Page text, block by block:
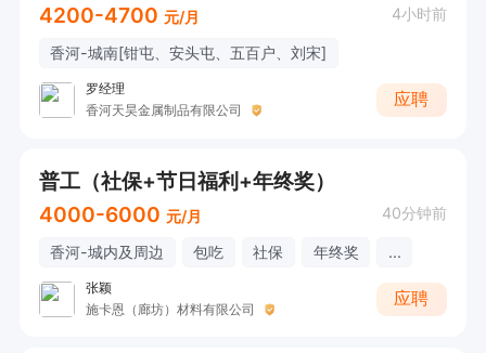
4200-4700 元/月 4小时前
香河-城南[钳屯、安头屯、五百户、刘宋]
罗经理
香河天昊金属制品有限公司
应聘
普工（社保+节日福利+年终奖）
4000-6000 元/月 40分钟前
香河-城内及周边 包吃 社保 年终奖 ...
张颖
施卡恩（廊坊）材料有限公司
应聘